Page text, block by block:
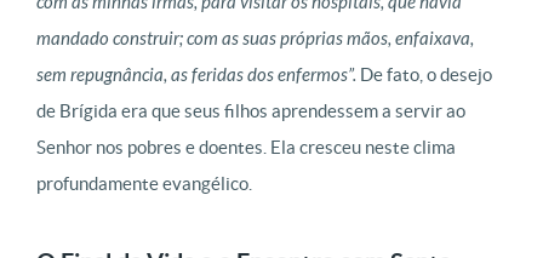
mandado construir; com as suas próprias mãos, enfaixava,
sem repugnância, as feridas dos enfermos”. De fato, o desejo
de Brígida era que seus filhos aprendessem a servir ao
Senhor nos pobres e doentes. Ela cresceu neste clima
profundamente evangélico.